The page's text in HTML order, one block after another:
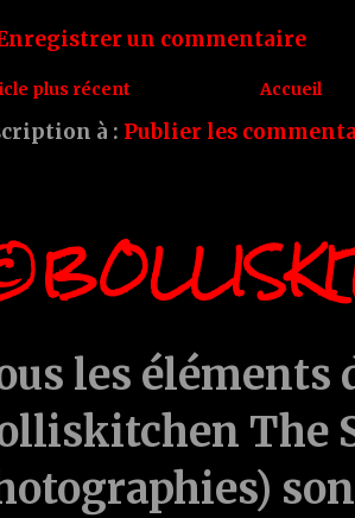
un commentaire
plus récent Accueil
à : Publier les
les
The